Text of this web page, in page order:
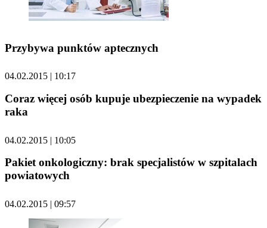
Przybywa punktów aptecznych
04.02.2015 | 10:17
Coraz więcej osób kupuje ubezpieczenie na wypadek
raka
04.02.2015 | 10:05
Pakiet onkologiczny: brak specjalistów w szpitalach
powiatowych
04.02.2015 | 09:57